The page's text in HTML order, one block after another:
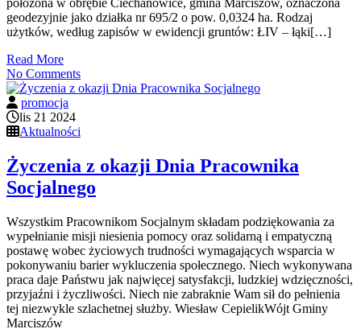
geodezyjnie jako działka nr 695/2 o pow. 0,0324 ha. Rodzaj
użytków, według zapisów w ewidencji gruntów: ŁIV – łąki[…]
Read More
No Comments
promocja
lis 21 2024
Aktualności
Życzenia z okazji Dnia Pracownika
Socjalnego
Wszystkim Pracownikom Socjalnym składam podziękowania za
wypełnianie misji niesienia pomocy oraz solidarną i empatyczną
postawę wobec życiowych trudności wymagających wsparcia w
pokonywaniu barier wykluczenia społecznego. Niech wykonywana
praca daje Państwu jak najwięcej satysfakcji, ludzkiej wdzięczności,
przyjaźni i życzliwości. Niech nie zabraknie Wam sił do pełnienia
tej niezwykle szlachetnej służby. Wiesław CepielikWójt Gminy
Marciszów